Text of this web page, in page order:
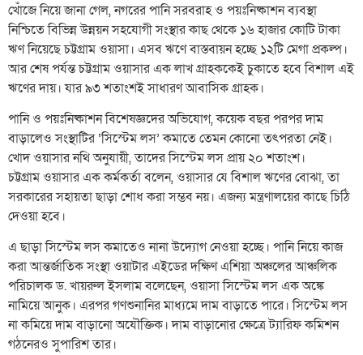
খোঁজে নিয়ে জানা গেল, নগরের পানি সরবরাহ ও পয়ঃনিষ্কাশন ব্যবস্থা
নিশ্চিতে বিভিন্ন উন্নয়ন সহযোগী সংস্থার কাছ থেকে ১৬ হাজার কোটি টাকা
ঋণ নিয়েছে চট্টগ্রাম ওয়াসা। এসব ঋণে বাস্তবায়ন হচ্ছে ১২টি মেগা প্রকল্প।
আর শেষ পর্যন্ত চট্টগ্রাম ওয়াসার এক লাখ গ্রাহককেই চুকাতে হবে বিশাল এই
ঋণের দায়। যার ৯৩ শতাংশই সাধারণ আবাসিক গ্রাহক।
পানি ও পয়ঃনিষ্কাশন বিশেষজ্ঞদের অভিযোগ, কয়েক বছর পরপর দাম
বাড়ালেও সংস্থাটির ‘সিস্টেম লস’ কমাতে তেমন কোনো তৎপরতা নেই।
খোদ ওয়াসার নথি অনুযায়ী, তাদের সিস্টেম লস প্রায় ২০ শতাংশ।
চট্টগ্রাম ওয়াসার এক কর্মকর্তা বলেন, ওয়াসার যে বিশাল ঋণের বোঝা, তা
সরকারের সহায়তা ছাড়া শোধ করা সম্ভব নয়। এজন্য মন্ত্রণালয়ের কাছে চিঠি
দেওয়া হবে।
এ ছাড়া সিস্টেম লস কমাতেও নানা উদ্যোগ নেওয়া হচ্ছে। পানি নিয়ে কাজ
করা আন্তর্জাতিক সংস্থা ওয়াটার এইডের দক্ষিণ এশিয়া অঞ্চলের আঞ্চলিক
পরিচালক ড. খায়রুল ইসলাম বলেছেন, ওয়াসা সিস্টেম লস এক অঙ্কে
নামিয়ে আনুক। এরপর গণশুনানির মাধ্যমে দাম বাড়াতে পারে। সিস্টেম লস
না কমিয়ে দাম বাড়ানো অযৌক্তিক। দাম বাড়ানোর ক্ষেত্রে ট্যারিফ কমিশন
গঠনেরও সুপারিশ তার।